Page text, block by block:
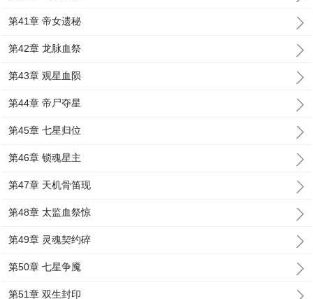
第41章 帝女遗秘
第42章 龙脉血祭
第43章 观星血陨
第44章 帝尸夺星
第45章 七星归位
第46章 锁魂星主
第47章 天机骨笛现
第48章 太监血祭惊
第49章 灵魂契约碎
第50章 七星争魇
第51章 双生封印